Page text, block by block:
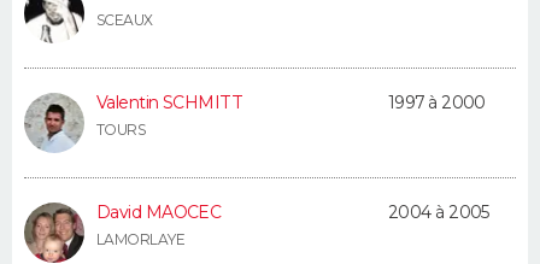
SCEAUX
Valentin SCHMITT
TOURS
1997 à 2000
David MAOCEC
LAMORLAYE
2004 à 2005